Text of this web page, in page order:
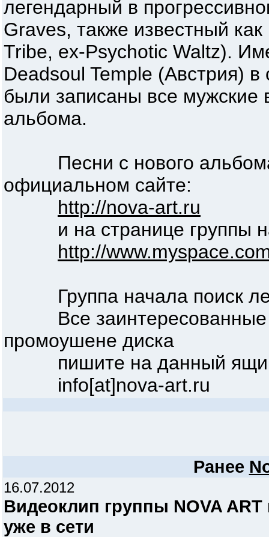
легендарный в
Graves, также известный
Tribe, ex-Psychotic Waltz).
Deadsoul Temple (Австрия)
были записаны все мужские
альбома.
Песни с нового
официальном сайте:
http://nova-art.ru
и на странице группы
http://
Группа начала поиск
Все заинтересованные
промоушене диска
пишите на данный
info[at]nova-art.ru
Ранее
16.07.2012
Видеоклип группы NOVA
уже в сети